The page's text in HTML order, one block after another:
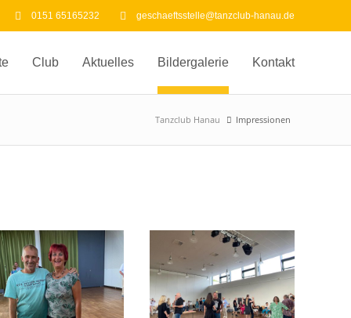
0151 65165232 geschaeftsstelle@tanzclub-hanau.de
Club Aktuelles Bildergalerie Kontakt
Tanzclub Hanau Impressionen